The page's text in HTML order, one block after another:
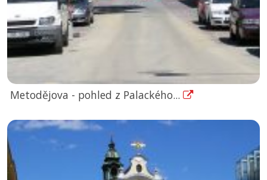
Metodějova - pohled z Palackého...